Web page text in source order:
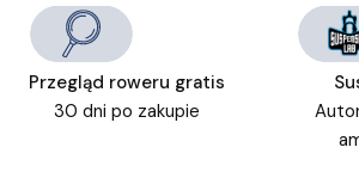
Przegląd roweru gratis
30 dni po zakupie